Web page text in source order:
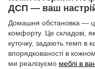
ДСП — ваш
Домашня обстановка —
комфорту. Це складові,
куточку, задають темп в
впорядкованості в
ми реалізуємо меблі в